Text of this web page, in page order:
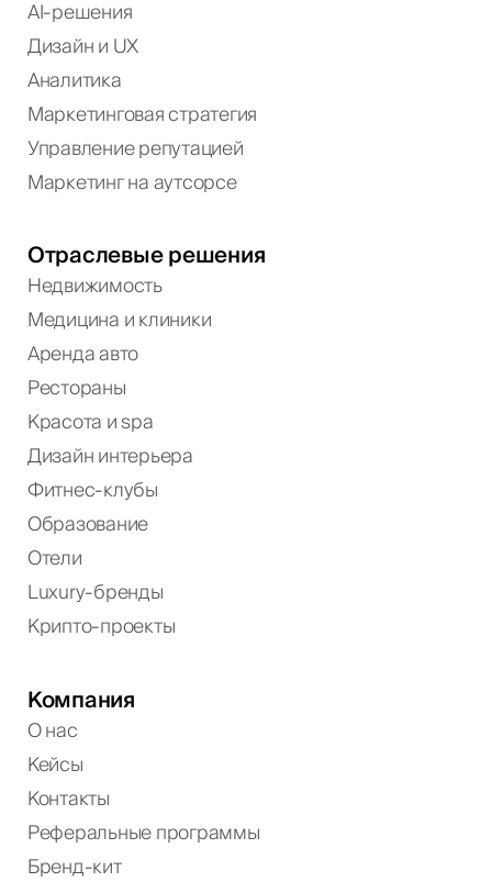
AI-решения
Дизайн и UX
Аналитика
Маркетинговая стратегия
Управление репутацией
Маркетинг на аутсорсе
Отраслевые решения
Недвижимость
Медицина и клиники
Аренда авто
Рестораны
Красота и spa
Дизайн интерьера
Фитнес-клубы
Образование
Отели
Luxury-бренды
Крипто-проекты
Компания
О нас
Кейсы
Контакты
Реферальные программы
Бренд-кит